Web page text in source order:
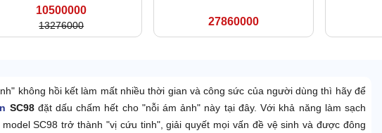
10500000
13276000 27860000
không hồi kết làm mất nhiều thời gian và công sức của người dùng thì hãy để
SC98đặt dấu chấm hết cho "nỗi ám ảnh" này tại đây. Với khả năng làm sạch
SC98 trở thành "vị cứu tinh", giải quyết mọi vấn đề vệ sinh và được đông